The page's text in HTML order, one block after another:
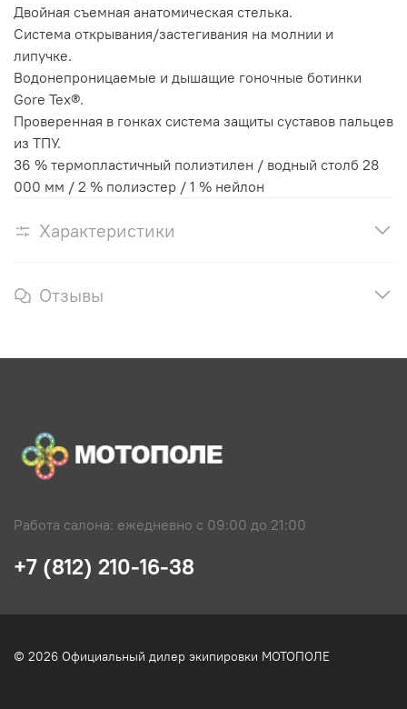
Двойная съемная анатомическая стелька.
Система открывания/застегивания на молнии и
липучке.
Водонепроницаемые и дышащие гоночные ботинки
Gore Tex®.
Проверенная в гонках система защиты суставов пальцев
из ТПУ.
36 % термопластичный полиэтилен / водный столб 28
000 мм / 2 % полиэстер / 1 % нейлон
Характеристики
Отзывы
Работа салона: ежедневно с 09:00 до 21:00
+7 (812) 210-16-38
© 2026 Официальный дилер экипировки МОТОПОЛЕ